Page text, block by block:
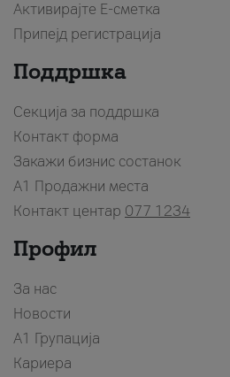
Активирајте Е-сметка
Припејд регистрација
Поддршка
Секција за поддршка
Контакт форма
Закажи бизнис состанок
A1 Продажни места
Контакт центар 077 1234
Профил
За нас
Новости
А1 Групација
Кариера